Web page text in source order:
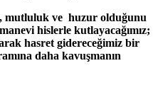
mutluluk ve huzur olduğunu
hislerle kutlayacağımız;
hasret gidereceğimiz bir
daha kavuşmanın